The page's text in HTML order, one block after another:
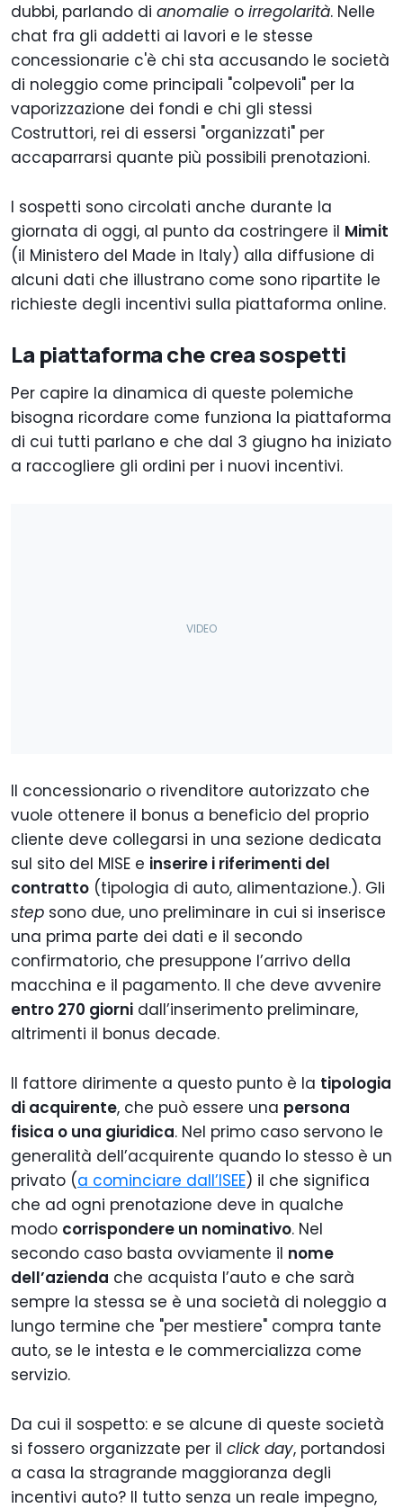
dubbi, parlando di anomalie o irregolarità. Nelle
chat fra gli addetti ai lavori e le stesse
concessionarie c'è chi sta accusando le società
di noleggio come principali "colpevoli" per la
vaporizzazione dei fondi e chi gli stessi
Costruttori, rei di essersi "organizzati" per
accaparrarsi quante più possibili prenotazioni.
I sospetti sono circolati anche durante la
giornata di oggi, al punto da costringere il Mimit
(il Ministero del Made in Italy) alla diffusione di
alcuni dati che illustrano come sono ripartite le
richieste degli incentivi sulla piattaforma online.
La piattaforma che crea sospetti
Per capire la dinamica di queste polemiche
bisogna ricordare come funziona la piattaforma
di cui tutti parlano e che dal 3 giugno ha iniziato
a raccogliere gli ordini per i nuovi incentivi.
Il concessionario o rivenditore autorizzato che
vuole ottenere il bonus a beneficio del proprio
cliente deve collegarsi in una sezione dedicata
sul sito del MISE e inserire i riferimenti del
contratto (tipologia di auto, alimentazione.). Gli
step sono due, uno preliminare in cui si inserisce
una prima parte dei dati e il secondo
confirmatorio, che presuppone l’arrivo della
macchina e il pagamento. Il che deve avvenire
entro 270 giorni dall’inserimento preliminare,
altrimenti il bonus decade.
Il fattore dirimente a questo punto è la tipologia
di acquirente, che può essere una persona
fisica o una giuridica. Nel primo caso servono le
generalità dell’acquirente quando lo stesso è un
privato (a cominciare dall’ISEE) il che significa
che ad ogni prenotazione deve in qualche
modo corrispondere un nominativo. Nel
secondo caso basta ovviamente il nome
dell’azienda che acquista l’auto e che sarà
sempre la stessa se è una società di noleggio a
lungo termine che "per mestiere" compra tante
auto, se le intesta e le commercializza come
servizio.
Da cui il sospetto: e se alcune di queste società
si fossero organizzate per il click day, portandosi
a casa la stragrande maggioranza degli
incentivi auto? Il tutto senza un reale impegno,